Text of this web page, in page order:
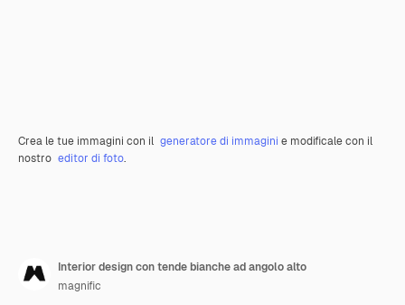
Crea le tue immagini con il generatore di immagini e modificale con il
nostro editor di foto.
Interior design con tende bianche ad angolo alto
magnific